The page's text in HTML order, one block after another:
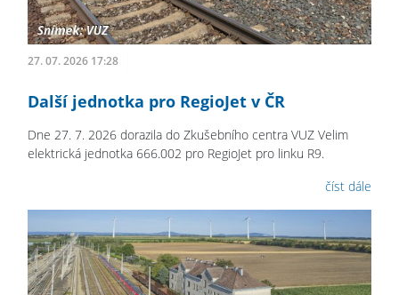
27. 07. 2026 17:28
Další jednotka pro RegioJet v ČR
Dne 27. 7. 2026 dorazila do Zkušebního centra VUZ Velim
elektrická jednotka 666.002 pro RegioJet pro linku R9.
číst dále